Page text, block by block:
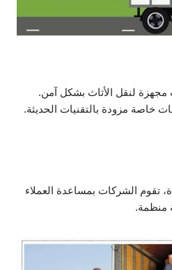
مجهزة لنقل الأثاث بشكل آمن.
خاصة مزودة بالتقنيات الحديثة.
تقوم الشركات بمساعدة العملاء
منظمة.